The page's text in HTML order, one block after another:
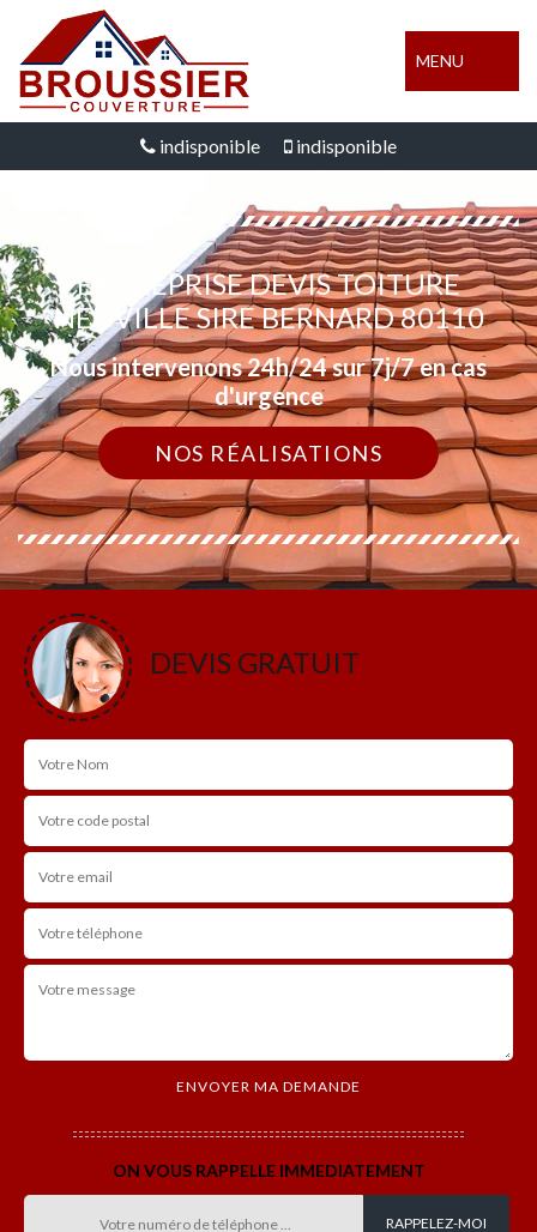
MENU
indisponible indisponible
ENTREPRISE DEVIS TOITURE
NEUVILLE SIRE BERNARD 80110
Nous intervenons 24h/24 sur 7j/7 en cas
d'urgence
NOS RÉALISATIONS
DEVIS GRATUIT
ON VOUS RAPPELLE IMMEDIATEMENT